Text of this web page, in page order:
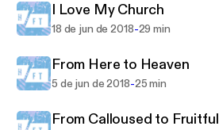
I Love My Church
18 de jun de 2018-29 min
From Here to Heaven
5 de jun de 2018-25 min
From Calloused to Fruitful